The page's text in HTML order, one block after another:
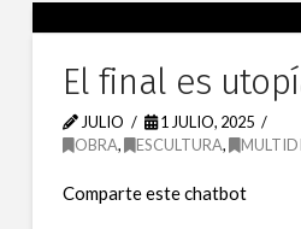
El final es
JULIO
1 JULIO, 2025
OBRA, ESCULTURA,
Comparte este chatbot